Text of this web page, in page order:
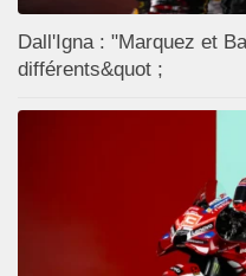
Dall'Igna : "Marquez et
différents&quot ;